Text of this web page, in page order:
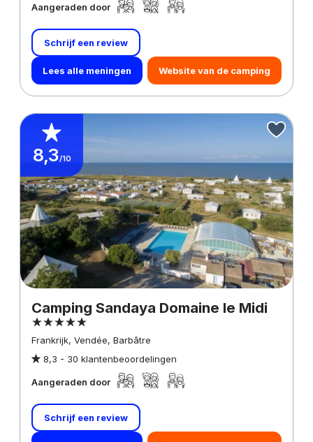
Aangeraden door
Schrijf een review
Lees alle meningen Website van de camping
8,3/10
Camping Sandaya Domaine le Midi
Frankrijk, Vendée, Barbâtre
8,3 - 30 klantenbeoordelingen
Aangeraden door
Schrijf een review